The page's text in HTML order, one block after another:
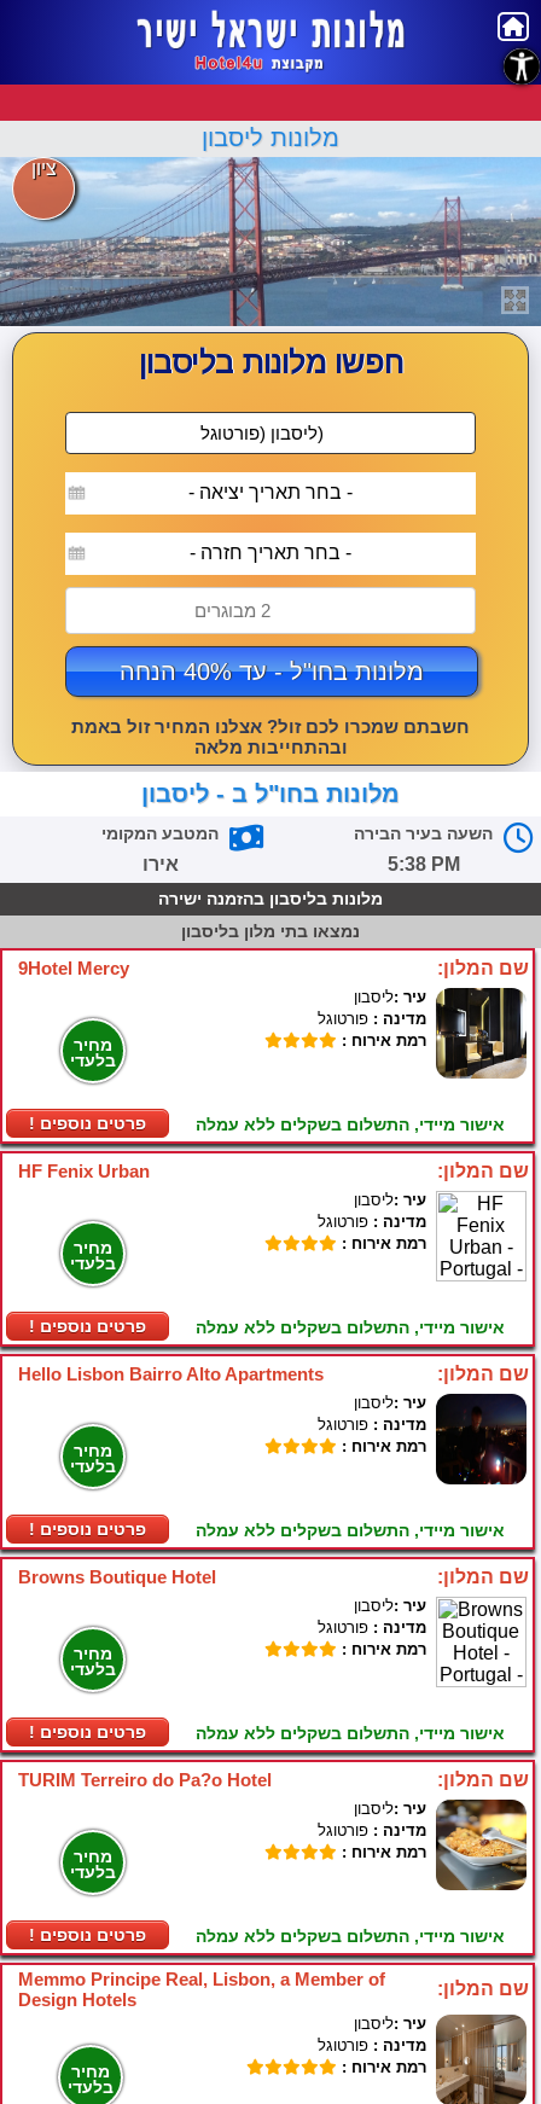
מלונות ליסבון
ציון
חפשו מלונות בליסבון
- בחר תאריך יציאה -
- בחר תאריך חזרה -
2 מבוגרים
מלונות בחו"ל - עד 40% הנחה
חשבתם שמכרו לכם זול? אצלנו המחיר זול באמת
ובהתחייבות מלאה
מלונות בחו"ל ב - ליסבון
המטבע המקומי
אירו
השעה בעיר הבירה
5:38 PM
מלונות בליסבון בהזמנה ישירה
נמצאו בתי מלון בליסבון
9Hotel Mercy שם המלון:
מחיר
בלעדי
! פרטים נוספים
עיר :ליסבון
מדינה : פורטוגל
רמת אירוח :
אישור מיידי, התשלום בשקלים ללא עמלה
HF Fenix Urban שם המלון:
מחיר
בלעדי
! פרטים נוספים
עיר :ליסבון
מדינה : פורטוגל
רמת אירוח :
אישור מיידי, התשלום בשקלים ללא עמלה
Hello Lisbon Bairro Alto Apartments שם המלון:
מחיר
בלעדי
! פרטים נוספים
עיר :ליסבון
מדינה : פורטוגל
רמת אירוח :
אישור מיידי, התשלום בשקלים ללא עמלה
Browns Boutique Hotel שם המלון:
מחיר
בלעדי
! פרטים נוספים
עיר :ליסבון
מדינה : פורטוגל
רמת אירוח :
אישור מיידי, התשלום בשקלים ללא עמלה
TURIM Terreiro do Pa?o Hotel שם המלון:
מחיר
בלעדי
! פרטים נוספים
עיר :ליסבון
מדינה : פורטוגל
רמת אירוח :
אישור מיידי, התשלום בשקלים ללא עמלה
Memmo Principe Real, Lisbon, a Member of
Design Hotels
שם המלון:
מחיר
בלעדי
עיר :ליסבון
מדינה : פורטוגל
רמת אירוח :
נגישות